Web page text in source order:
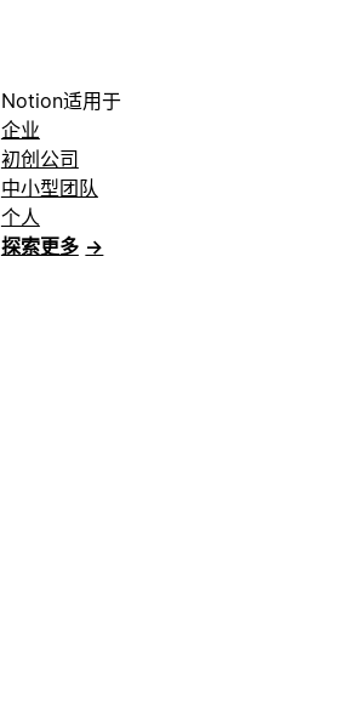
Notion适用于
企业
初创公司
中小型团队
个人
探索更多 →